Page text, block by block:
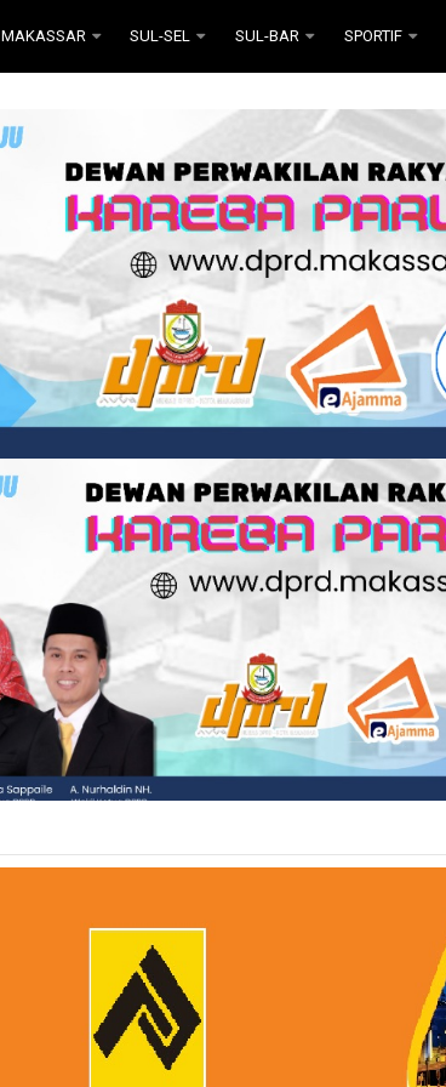
MAKASSAR SUL-SEL SUL-BAR SPORTIF